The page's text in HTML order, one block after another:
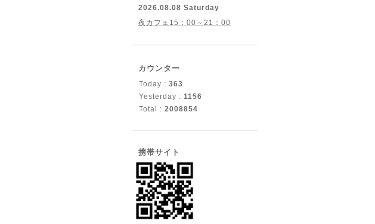
2026.08.08 Saturday
夜カフェ15：00～21：00
カウンター
Today : 363
Yesterday : 1156
Total : 2008854
携帯サイト